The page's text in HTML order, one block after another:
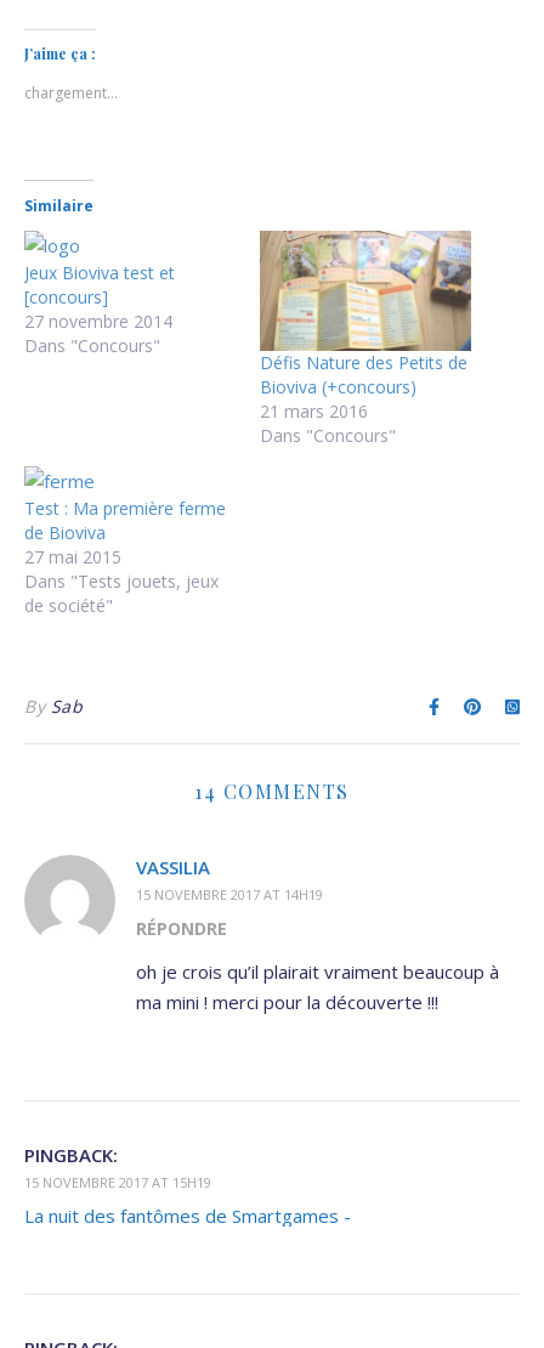
J’aime ça :
chargement…
Similaire
Jeux Bioviva test et
[concours]
27 novembre 2014
Dans "Concours"
Défis Nature des Petits de
Bioviva (+concours)
21 mars 2016
Dans "Concours"
Test : Ma première ferme
de Bioviva
27 mai 2015
Dans "Tests jouets, jeux
de société"
By Sab
14 COMMENTS
VASSILIA
15 NOVEMBRE 2017 AT 14H19
RÉPONDRE
oh je crois qu’il plairait vraiment beaucoup à
ma mini ! merci pour la découverte !!!
PINGBACK:
15 NOVEMBRE 2017 AT 15H19
La nuit des fantômes de Smartgames -